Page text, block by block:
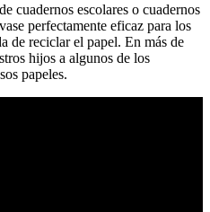
cuadernos escolares o cuadernos
perfectamente eficaz para los
de reciclar el papel. En más de
hijos a algunos de los
papeles.